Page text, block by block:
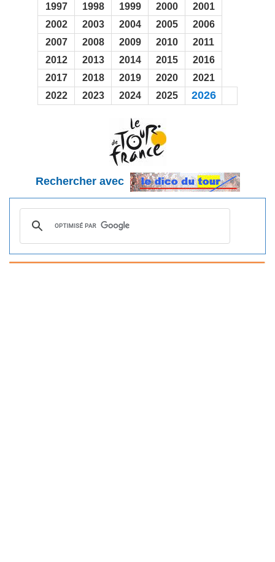
1997
1998 1999 2000
2001
2002
2003 2004 2005
2006
2007
2008 2009 2010
2011
2012
2013 2014 2015
2016
2017
2018 2019 2020
2021
2022
2023 2024 2025 2026
Rechercher avec